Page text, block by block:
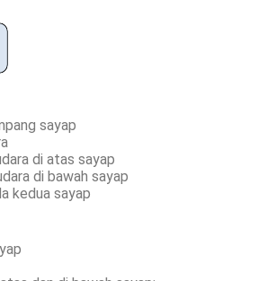
sayap
di atas sayap
di bawah sayap
kedua sayap